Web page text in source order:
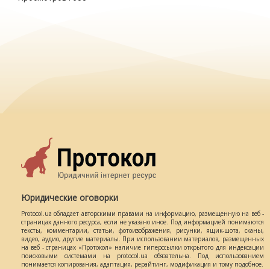
Юридические оговорки
Protocol.ua обладает авторскими правами на информацию, размещенную на веб -
страницах данного ресурса, если не указано иное. Под информацией понимаются
тексты, комментарии, статьи, фотоизображения, рисунки, ящик-шота, сканы,
видео, аудио, другие материалы. При использовании материалов, размещенных
на веб - страницах «Протокол» наличие гиперссылки открытого для индексации
поисковыми системами на protocol.ua обязательна. Под использованием
понимается копирования, адаптация, рерайтинг, модификация и тому подобное.